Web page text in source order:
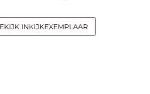
INKIJKEXEMPLAAR